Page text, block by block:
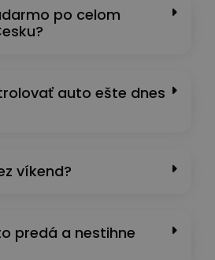
po celom
auto ešte dnes
víkend?
predá a nestihne